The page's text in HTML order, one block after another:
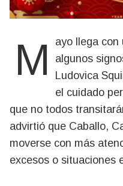
Mayo llega con una energía intensa para algunos
Ludovica
el cuidado
que no todos
advirtió que Caballo,
moverse con más
excesos o situaciones